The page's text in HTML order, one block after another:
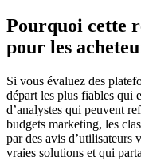
Pourquoi cette
pour les
Si vous évaluez des
départ les plus fiables qui
d’analystes qui peuvent
budgets marketing, les
par des avis d’utilisateurs
vraies solutions et qui